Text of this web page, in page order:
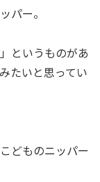
パー。
というものがあ
たいと思ってい
どものニッパー